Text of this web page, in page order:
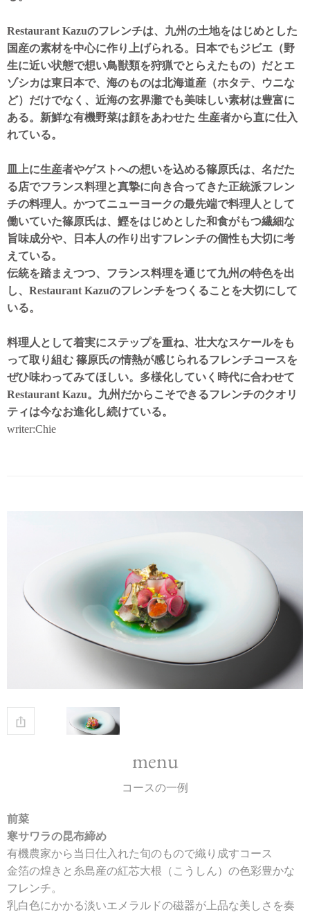
Restaurant Kazuのフレンチは、九州の土地をはじめとした
国産の素材を中心に作り上げられる。日本でもジビエ（野
生に近い状態で想い鳥獣類を狩猟でとらえたもの）だとエ
ゾシカは東日本で、海のものは北海道産（ホタテ、ウニな
ど）だけでなく、近海の玄界灘でも美味しい素材は豊富に
ある。新鮮な有機野菜は顔をあわせた 生産者から直に仕入
れている。
皿上に生産者やゲストへの想いを込める篠原氏は、名だた
る店でフランス料理と真摯に向き合ってきた正統派フレン
チの料理人。かつてニューヨークの最先端で料理人として
働いていた篠原氏は、鰹をはじめとした和食がもつ繊細な
旨味成分や、日本人の作り出すフレンチの個性も大切に考
えている。
伝統を踏まえつつ、フランス料理を通じて九州の特色を出
し、Restaurant Kazuのフレンチをつくることを大切にして
いる。
料理人として着実にステップを重ね、壮大なスケールをも
って取り組む 篠原氏の情熱が感じられるフレンチコースを
ぜひ味わってみてほしい。多様化していく時代に合わせて
Restaurant Kazu。九州だからこそできるフレンチのクオリ
ティは今なお進化し続けている。
writer:Chie
menu
コースの一例
前菜
寒サワラの昆布締め
有機農家から当日仕入れた旬のもので織り成すコース
金箔の煌きと糸島産の紅芯大根（こうしん）の色彩豊かな
フレンチ。
乳白色にかかる淡いエメラルドの磁器が上品な美しさを奏